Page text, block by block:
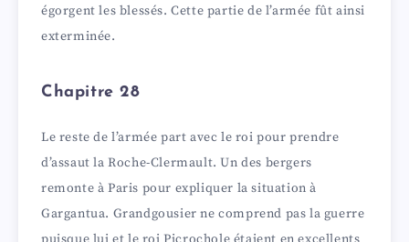
égorgent les blessés. Cette partie de l’armée fût ainsi
exterminée.
Chapitre 28
Le reste de l’armée part avec le roi pour prendre
d’assaut la Roche-Clermault. Un des bergers
remonte à Paris pour expliquer la situation à
Gargantua. Grandgousier ne comprend pas la guerre